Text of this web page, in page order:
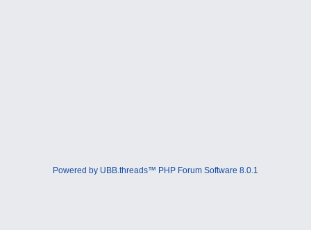
Powered by UBB.threads™ PHP Forum Software 8.0.1